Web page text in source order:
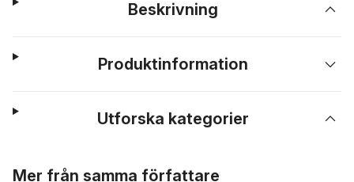
Beskrivning
Produktinformation
Utforska kategorier
Mer från samma författare